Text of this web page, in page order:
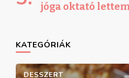
jóga oktató
KATEGÓRIÁK
DESSZERT